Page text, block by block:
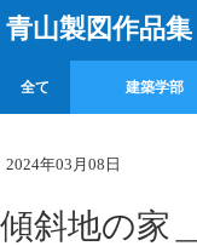
青山製図作品集
全て 建築学部
2024年03月08日
傾斜地の家